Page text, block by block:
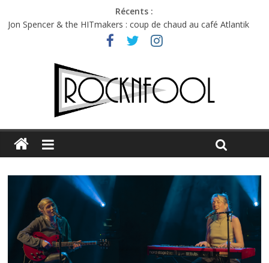
Récents :
Jon Spencer & the HITmakers : coup de chaud au café Atlantik
Hellfest 2026 vendredi : température et émotions en hausse
Hellfest 2026 jeudi : impossible de choisir entre chaleur et bonne
Première édition du Midgard Festival : entre bière, métal et
Charlie Puth à l’Olympia : la leçon de pop du Professeur Puth